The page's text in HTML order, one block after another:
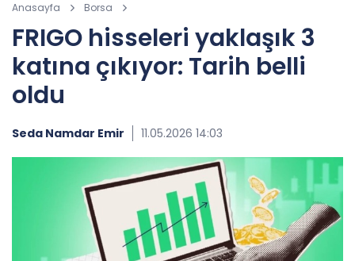
Anasayfa Borsa
FRIGO hisseleri yaklaşık 3
katına çıkıyor: Tarih belli
oldu
Seda Namdar Emir 11.05.2026 14:03